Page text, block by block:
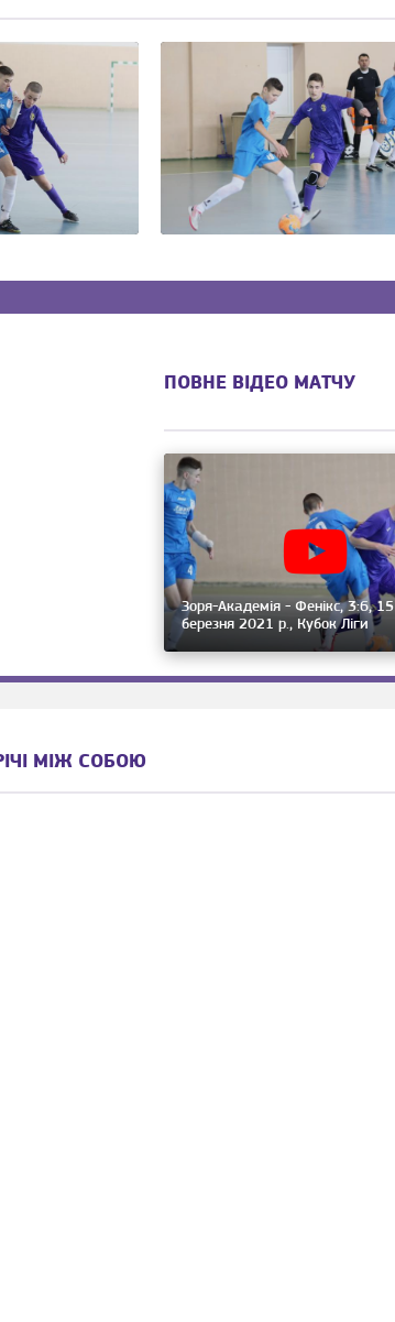
ПОВНЕ ВІДЕО МАТЧУ
Зоря-Академія - Фенікс, 3:6, 15
березня 2021 р., Кубок Ліги
МІЖ СОБОЮ